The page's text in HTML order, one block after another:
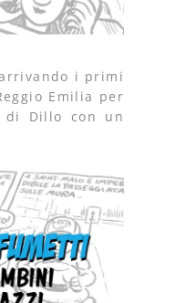
i primi
Emilia per
di Dillo con un